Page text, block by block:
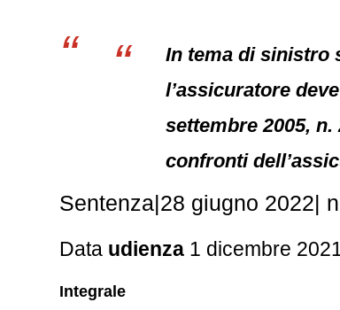
In tema di sinistro
l’assicuratore
settembre 2005,
confronti
Sentenza|28 giugno 2022|
Data udienza 1 dicembre
Integrale